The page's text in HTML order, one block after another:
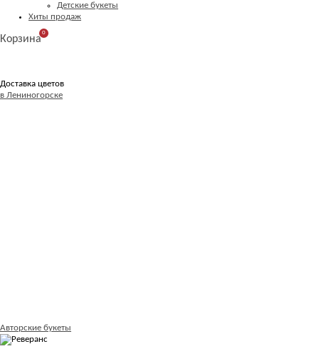
Детские букеты
Хиты продаж
Корзина
0
Доставка цветов
в Лениногорске
Авторские букеты